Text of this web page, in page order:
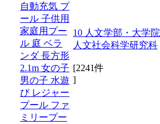
自動充気 プ
ール 子供用
家庭用プー
ル 庭 ベラ
ンダ 長方形
2.1m 女の子
男の子 水遊
び レジャー
プール ファ
ミリープー
10 人文学部・大学院
人文社会科学研究科
[2241件
]